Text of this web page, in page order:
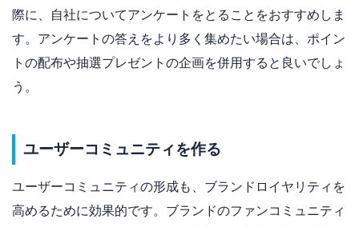
際に、自社についてアンケートをとることをおすすめしま
す。アンケートの答えをより多く集めたい場合は、ポイン
トの配布や抽選プレゼントの企画を併用すると良いでしょ
う。
ユーザーコミュニティを作る
ユーザーコミュニティの形成も、ブランドロイヤリティを
高めるために効果的です。ブランドのファンコミュニティ